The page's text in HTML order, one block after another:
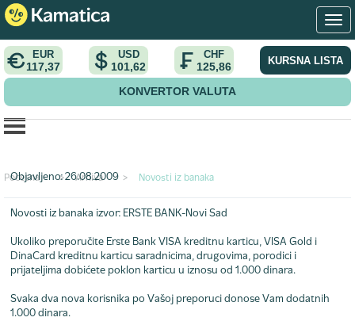
EUR
117,37
USD
101,62
CHF
125,86 KURSNA LISTA
KONVERTOR VALUTA
Početna > Arhiva > Novosti iz banaka
Objavljeno: 26.08.2009
Novosti iz banaka izvor: ERSTE BANK-Novi Sad
Ukoliko preporučite Erste Bank VISA kreditnu karticu, VISA Gold i
DinaCard kreditnu karticu saradnicima, drugovima, porodici i
prijateljima dobićete poklon karticu u iznosu od 1.000 dinara.
Svaka dva nova korisnika po Vašoj preporuci donose Vam dodatnih
1.000 dinara.